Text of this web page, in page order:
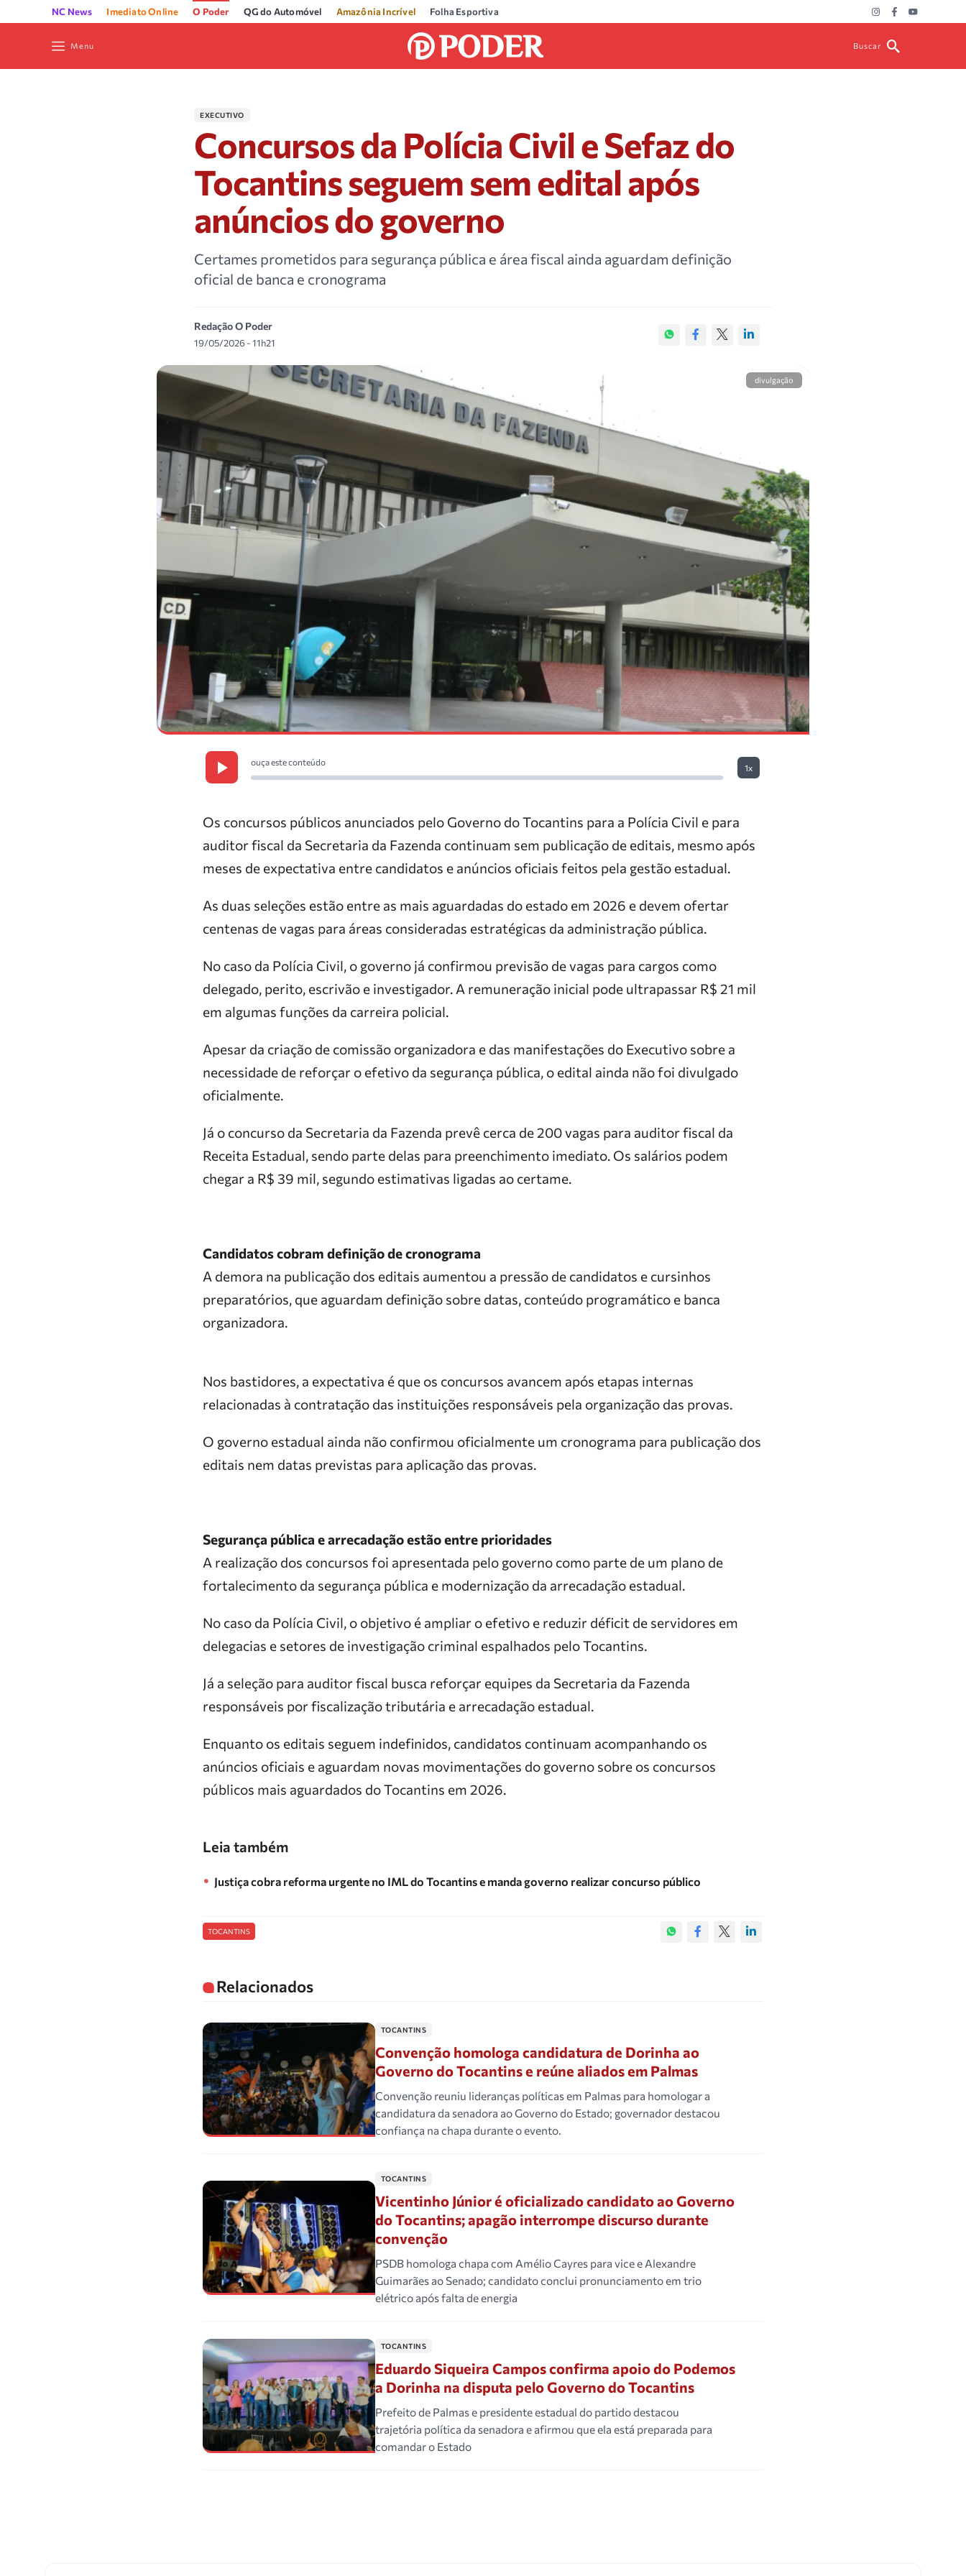
NC News Imediato Online O Poder QG do Automóvel Amazônia Incrível Folha Esportiva
Menu Buscar
EXECUTIVO
Concursos da Polícia Civil e Sefaz do
Tocantins seguem sem edital após
anúncios do governo
Certames prometidos para segurança pública e área fiscal ainda aguardam definição
oficial de banca e cronograma
Redação O Poder
19/05/2026 - 11h21
divulgação
ouça este conteúdo
1x
Os concursos públicos anunciados pelo Governo do Tocantins para a Polícia Civil e para
auditor fiscal da Secretaria da Fazenda continuam sem publicação de editais, mesmo após
meses de expectativa entre candidatos e anúncios oficiais feitos pela gestão estadual.
As duas seleções estão entre as mais aguardadas do estado em 2026 e devem ofertar
centenas de vagas para áreas consideradas estratégicas da administração pública.
No caso da Polícia Civil, o governo já confirmou previsão de vagas para cargos como
delegado, perito, escrivão e investigador. A remuneração inicial pode ultrapassar R$ 21 mil
em algumas funções da carreira policial.
Apesar da criação de comissão organizadora e das manifestações do Executivo sobre a
necessidade de reforçar o efetivo da segurança pública, o edital ainda não foi divulgado
oficialmente.
Já o concurso da Secretaria da Fazenda prevê cerca de 200 vagas para auditor fiscal da
Receita Estadual, sendo parte delas para preenchimento imediato. Os salários podem
chegar a R$ 39 mil, segundo estimativas ligadas ao certame.
Candidatos cobram definição de cronograma
A demora na publicação dos editais aumentou a pressão de candidatos e cursinhos
preparatórios, que aguardam definição sobre datas, conteúdo programático e banca
organizadora.
Nos bastidores, a expectativa é que os concursos avancem após etapas internas
relacionadas à contratação das instituições responsáveis pela organização das provas.
O governo estadual ainda não confirmou oficialmente um cronograma para publicação dos
editais nem datas previstas para aplicação das provas.
Segurança pública e arrecadação estão entre prioridades
A realização dos concursos foi apresentada pelo governo como parte de um plano de
fortalecimento da segurança pública e modernização da arrecadação estadual.
No caso da Polícia Civil, o objetivo é ampliar o efetivo e reduzir déficit de servidores em
delegacias e setores de investigação criminal espalhados pelo Tocantins.
Já a seleção para auditor fiscal busca reforçar equipes da Secretaria da Fazenda
responsáveis por fiscalização tributária e arrecadação estadual.
Enquanto os editais seguem indefinidos, candidatos continuam acompanhando os
anúncios oficiais e aguardam novas movimentações do governo sobre os concursos
públicos mais aguardados do Tocantins em 2026.
Leia também
Justiça cobra reforma urgente no IML do Tocantins e manda governo realizar concurso público
TOCANTINS
Relacionados
TOCANTINS
Convenção homologa candidatura de Dorinha ao
Governo do Tocantins e reúne aliados em Palmas
Convenção reuniu lideranças políticas em Palmas para homologar a
candidatura da senadora ao Governo do Estado; governador destacou
confiança na chapa durante o evento.
TOCANTINS
Vicentinho Júnior é oficializado candidato ao Governo
do Tocantins; apagão interrompe discurso durante
convenção
PSDB homologa chapa com Amélio Cayres para vice e Alexandre
Guimarães ao Senado; candidato conclui pronunciamento em trio
elétrico após falta de energia
TOCANTINS
Eduardo Siqueira Campos confirma apoio do Podemos
a Dorinha na disputa pelo Governo do Tocantins
Prefeito de Palmas e presidente estadual do partido destacou
trajetória política da senadora e afirmou que ela está preparada para
comandar o Estado